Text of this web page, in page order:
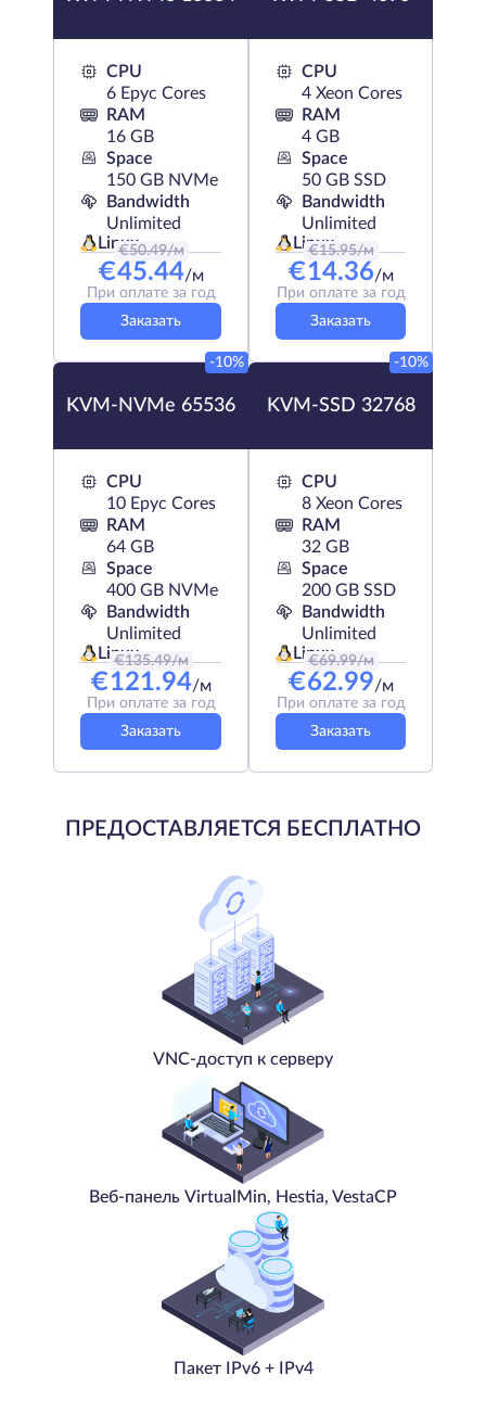
CPU
6 Epyc Cores
RAM
16 GB
Space
150 GB NVMe
Bandwidth
Unlimited
Linux
€50.49/м
€45.44/м
При оплате за год
Заказать
CPU
4 Xeon Cores
RAM
4 GB
Space
50 GB SSD
Bandwidth
Unlimited
Linux
€15.95/м
€14.36/м
При оплате за год
Заказать
KVM-NVMe 65536
-10%
CPU
10 Epyc Cores
RAM
64 GB
Space
400 GB NVMe
Bandwidth
Unlimited
Linux
€135.49/м
€121.94/м
При оплате за год
Заказать
KVM-SSD 32768
-10%
CPU
8 Xeon Cores
RAM
32 GB
Space
200 GB SSD
Bandwidth
Unlimited
Linux
€69.99/м
€62.99/м
При оплате за год
Заказать
ПРЕДОСТАВЛЯЕТСЯ БЕСПЛАТНО
VNC-доступ к серверу
Веб-панель VirtualMin, Hestia, VestaCP
Пакет IPv6 + IPv4